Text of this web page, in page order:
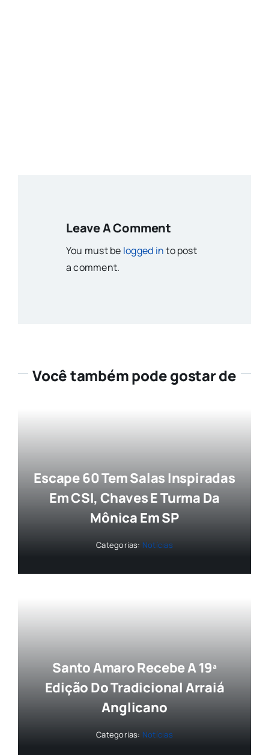
Leave A Comment
You must be logged into post
a comment.
Você também pode gostar de
Escape 60 Tem Salas Inspiradas
Em CSI, Chaves E Turma Da
Mônica Em SP
Categorias: Notícias
Santo Amaro Recebe A 19ª
Edição Do Tradicional Arraiá
Anglicano
Categorias: Notícias